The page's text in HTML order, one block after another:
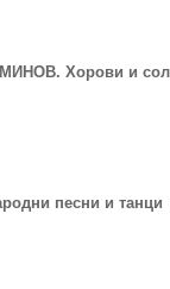
Хорови и
песни и танци